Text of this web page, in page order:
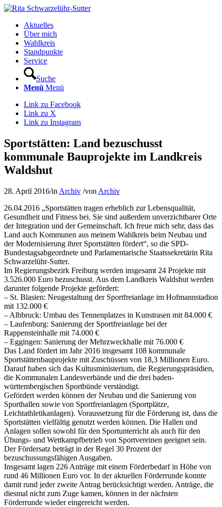
Aktuelles
Über mich
Wahlkreis
Standpunkte
Service
Suche
Menü Menü
Link zu Facebook
Link zu X
Link zu Instagram
Sportstätten: Land bezuschusst
kommunale Bauprojekte im Landkreis
Waldshut
28. April 2016/in Archiv /von Archiv
26.04.2016 „Sportstätten tragen erheblich zur Lebensqualität,
Gesundheit und Fitness bei. Sie sind außerdem unverzichtbarer Orte
der Integration und der Gemeinschaft. Ich freue mich sehr, dass das
Land auch Kommunen aus meinem Wahlkreis beim Neubau und
der Modernisierung ihrer Sportstätten fördert“, so die SPD-
Bundestagsabgeordnete und Parlamentarische Staatssekretärin Rita
Schwarzelühr-Sutter.
Im Regierungsbezirk Freiburg werden insgesamt 24 Projekte mit
3.526.000 Euro bezuschusst. Aus dem Landkreis Waldshut werden
darunter folgende Projekte gefördert:
– St. Blasien: Neugestaltung der Sportfreianlage im Hofmannstadion
mit 132.000 €
– Albbruck: Umbau des Tennenplatzes in Kunstrasen mit 84.000 €
– Laufenburg: Sanierung der Sportfreianlage bei der
Rappensteinhalle mit 74.000 €
– Eggingen: Sanierung der Mehrzweckhalle mit 76.000 €
Das Land fördert im Jahr 2016 insgesamt 108 kommunale
Sportstättenbauprojekte mit Zuschüssen von 18,3 Millionen Euro.
Darauf haben sich das Kultusministerium, die Regierungspräsidien,
die Kommunalen Landesverbände und die drei baden-
württembergischen Sportbünde verständigt.
Gefördert werden können der Neubau und die Sanierung von
Sporthallen sowie von Sportfreianlagen (Sportplätze,
Leichtathletikanlagen). Voraussetzung für die Förderung ist, dass die
Sportstätten vielfältig genutzt werden können. Die Hallen und
Anlagen sollen sowohl für den Sportunterricht als auch für den
Übungs- und Wettkampfbetrieb von Sportvereinen geeignet sein.
Der Fördersatz beträgt in der Regel 30 Prozent der
bezuschussungsfähigen Ausgaben.
Insgesamt lagen 226 Anträge mit einem Förderbedarf in Höhe von
rund 46 Millionen Euro vor. In der aktuellen Förderrunde konnte
damit rund jeder zweite Antrag berücksichtigt werden. Anträge, die
diesmal nicht zum Zuge kamen, können in der nächsten
Förderrunde wieder eingereicht werden.